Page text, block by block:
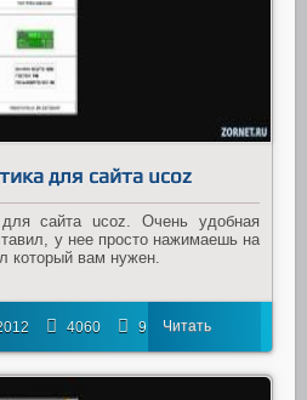
для сайта ucoz
для сайта ucoz. Очень удобная
у нее просто нажимаешь на
который вам нужен.
4060 9 Читать
далее